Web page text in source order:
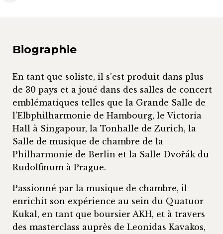
Biographie
En tant que soliste, il s’est produit dans plus
de 30 pays et a joué dans des salles de concert
emblématiques telles que la Grande Salle de
l’Elbphilharmonie de Hambourg, le Victoria
Hall à Singapour, la Tonhalle de Zurich, la
Salle de musique de chambre de la
Philharmonie de Berlin et la Salle Dvořák du
Rudolfinum à Prague.
Passionné par la musique de chambre, il
enrichit son expérience au sein du Quatuor
Kukal, en tant que boursier AKH, et à travers
des masterclass auprès de Leonidas Kavakos,